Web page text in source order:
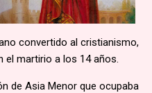
convertido al cristianismo,
el martirio a los 14 años.
de Asia Menor que ocupaba